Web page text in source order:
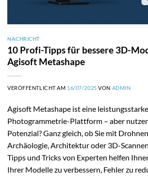
NACHRICHT
10 Profi-Tipps für bessere 3D-
Agisoft Metashape
VERÖFFENTLICHT AM 16/07/2025 VON ADMIN
Agisoft Metashape ist eine leistungsstarke
Photogrammetrie-Plattform – aber
Potenzial? Ganz gleich, ob Sie mit
Archäologie, Architektur oder 3D-
Tipps und Tricks von Experten helfen
Ihrer Modelle zu verbessern, Fehler zu